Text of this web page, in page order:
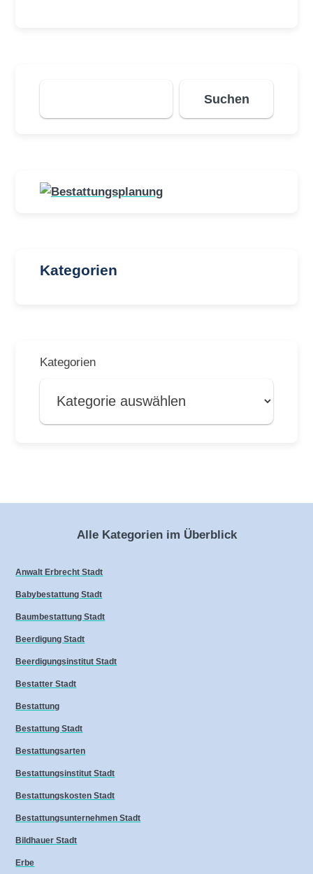
Suchen
Suchen
Kategorien
Kategorien
Alle Kategorien im Überblick
Anwalt Erbrecht Stadt
Babybestattung Stadt
Baumbestattung Stadt
Beerdigung Stadt
Beerdigungsinstitut Stadt
Bestatter Stadt
Bestattung
Bestattung Stadt
Bestattungsarten
Bestattungsinstitut Stadt
Bestattungskosten Stadt
Bestattungsunternehmen Stadt
Bildhauer Stadt
Erbe